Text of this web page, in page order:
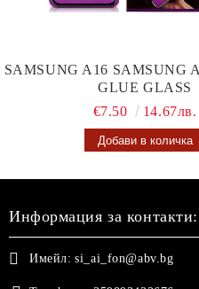
SAMSUNG A16 SAMSUNG
GLUE GLASS
€7.50
14.67лв.
Информация за контакти:
Имейл: si_ai_fon@abv.bg